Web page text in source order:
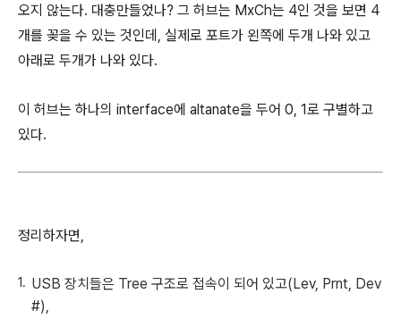
오지 않는다. 대충만들었나? 그 허브는 MxCh는 4인 것을 보면 4
개를 꽂을 수 있는 것인데, 실제로 포트가 왼쪽에 두개 나와 있고
아래로 두개가 나와 있다.
이 허브는 하나의 interface에 altanate을 두어 0, 1로 구별하고
있다.
정리하자면,
USB 장치들은 Tree 구조로 접속이 되어 있고(Lev, Prnt, Dev
#),